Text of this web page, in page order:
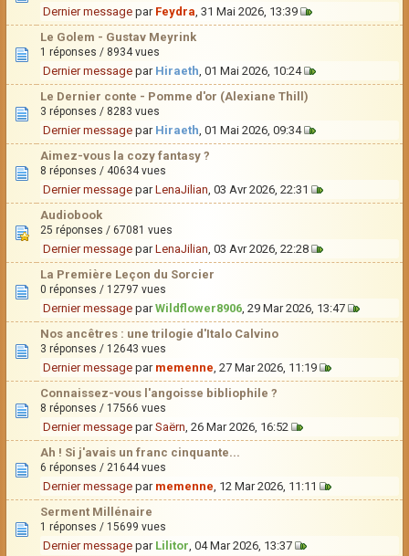
Dernier message par Feydra, 31 Mai 2026, 13:39
Le Golem - Gustav Meyrink
1 réponses / 8934 vues
Dernier message par Hiraeth, 01 Mai 2026, 10:24
Le Dernier conte - Pomme d'or (Alexiane Thill)
3 réponses / 8283 vues
Dernier message par Hiraeth, 01 Mai 2026, 09:34
Aimez-vous la cozy fantasy ?
8 réponses / 40634 vues
Dernier message parLenaJilian, 03 Avr 2026, 22:31
Audiobook
25 réponses / 67081 vues
Dernier message parLenaJilian, 03 Avr 2026, 22:28
La Première Leçon du Sorcier
0 réponses / 12797 vues
Dernier message parWildflower8906, 29 Mar 2026, 13:47
Nos ancêtres : une trilogie d'Italo Calvino
3 réponses / 12643 vues
Dernier message par memenne, 27 Mar 2026, 11:19
Connaissez-vous l'angoisse bibliophile ?
8 réponses / 17566 vues
Dernier message parSaërn, 26 Mar 2026, 16:52
Ah ! Si j'avais un franc cinquante...
6 réponses / 21644 vues
Dernier message par memenne, 12 Mar 2026, 11:11
Serment Millénaire
1 réponses / 15699 vues
Dernier message par Lilitor, 04 Mar 2026, 13:37